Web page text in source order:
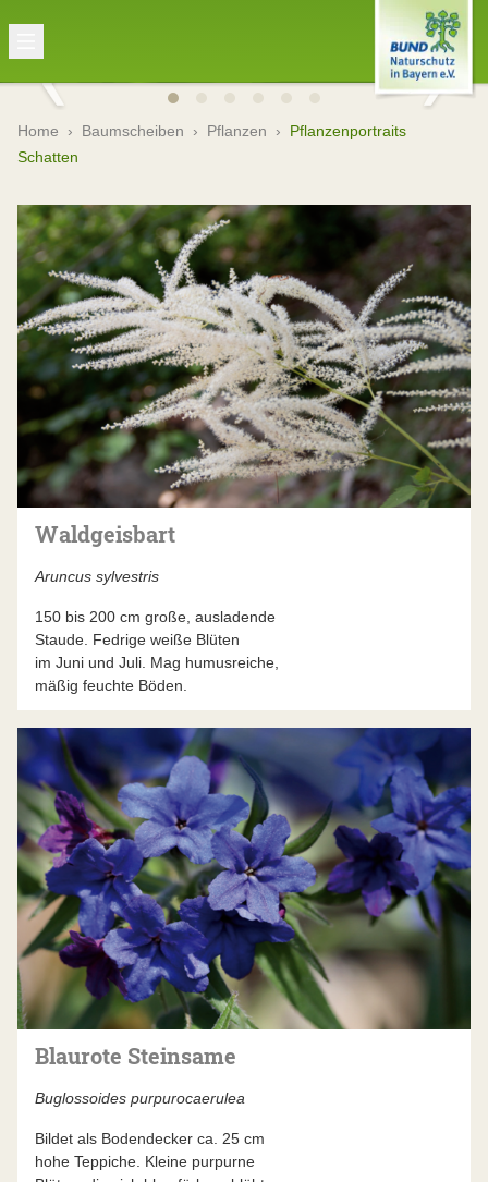
Home › Baumscheiben › Pflanzen › Pflanzenportraits
Schatten
Waldgeisbart
Aruncus sylvestris
150 bis 200 cm große, ausladende
Staude. Fedrige weiße Blüten
im Juni und Juli. Mag humusreiche,
mäßig feuchte Böden.
Blaurote Steinsame
Buglossoides purpurocaerulea
Bildet als Bodendecker ca. 25 cm
hohe Teppiche. Kleine purpurne